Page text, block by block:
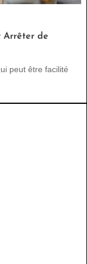
Arrêter de
peut être facilité